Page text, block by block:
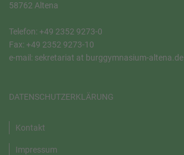
58762 Altena
Telefon: +49 2352 9273-0
Fax: +49 2352 9273-10
e-mail: sekretariat at burggymnasium-altena.de
DATENSCHUTZERKLÄRUNG
Kontakt
Impressum